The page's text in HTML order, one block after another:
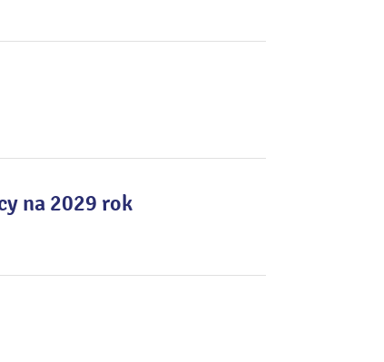
na 2029 rok